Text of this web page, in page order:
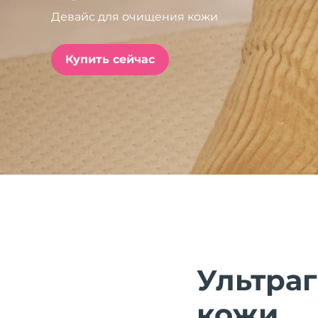
Девайс для очищения кожи
Купить сейчас
issa™ Teeth Whitening Set
FAQ™ Dual LED Panel
ПОДАРКИ И НАБОРЫ